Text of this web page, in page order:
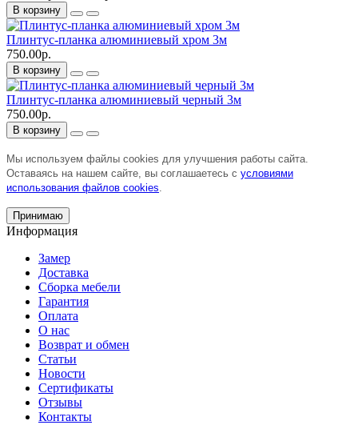
В корзину
Плинтус-планка алюминиевый хром 3м
750.00р.
В корзину
Плинтус-планка алюминиевый черный 3м
750.00р.
В корзину
Мы используем файлы cookies для улучшения работы сайта.
Оставаясь на нашем сайте, вы соглашаетесь с условиями
использования файлов cookies.
Принимаю
Информация
Замер
Доставка
Сборка мебели
Гарантия
Оплата
О нас
Возврат и обмен
Статьи
Новости
Сертификаты
Отзывы
Контакты